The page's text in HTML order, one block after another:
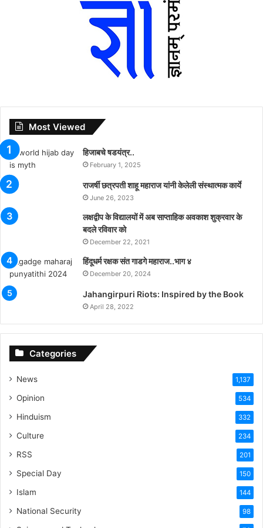
Most Viewed
हिजाबचे षडयंत्र..
February 1, 2025
राजर्षी छत्रपती शाहू महाराज यांनी केलेली संस्थात्मक कार्ये
June 26, 2023
लक्षद्वीप के विद्यालयों में अब साप्ताहिक अवकाश शुक्रवार के
बदले रविवार को
December 22, 2021
हिंदूधर्म रक्षक संत गाडगे महाराज..भाग ४
December 20, 2024
Jahangirpuri Riots: Inspired by the Book
April 28, 2022
Categories
News 1,137
Opinion 534
Hinduism 332
Culture 234
RSS 201
Special Day 150
Islam 144
National Security 98